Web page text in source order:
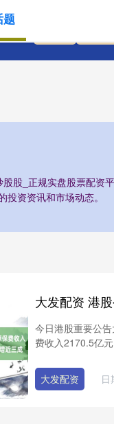
股_正规实盘股票配资
投资资讯和市场动态。
题
今日港股重要公
费收入2170.5亿
大发配资